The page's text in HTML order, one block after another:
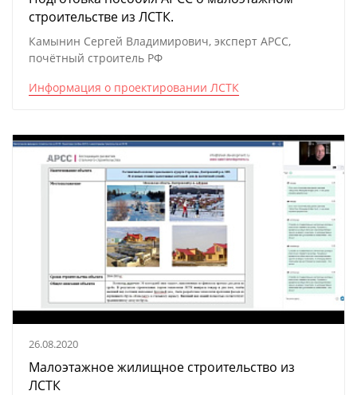
строительстве из ЛСТК.
Камынин Сергей Владимирович, эксперт АРСС,
почётный строитель РФ
Информация о проектировании ЛСТК
26.08.2020
Малоэтажное жилищное строительство из
ЛСТК